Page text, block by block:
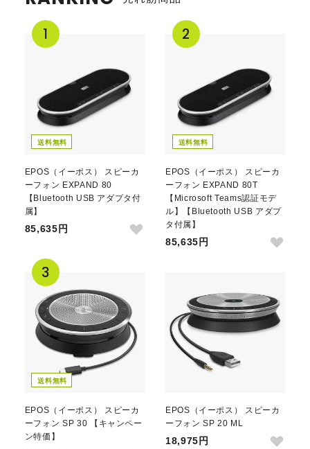
送料無料
EPOS（イーポス） スピーカ
ーフォン EXPAND 80
【Bluetooth USB アダプタ付
属】
85,635円
送料無料
EPOS（イーポス） スピーカ
ーフォン EXPAND 80T
【Microsoft Teams認証モデ
ル】【Bluetooth USB アダプ
タ付属】
85,635円
送料無料
EPOS（イーポス） スピーカ
ーフォン SP 30 【キャンペー
ン特価】
EPOS（イーポス） スピーカ
ーフォン SP 20 ML
18,975円